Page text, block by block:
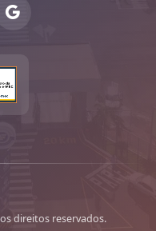
direitos reservados.